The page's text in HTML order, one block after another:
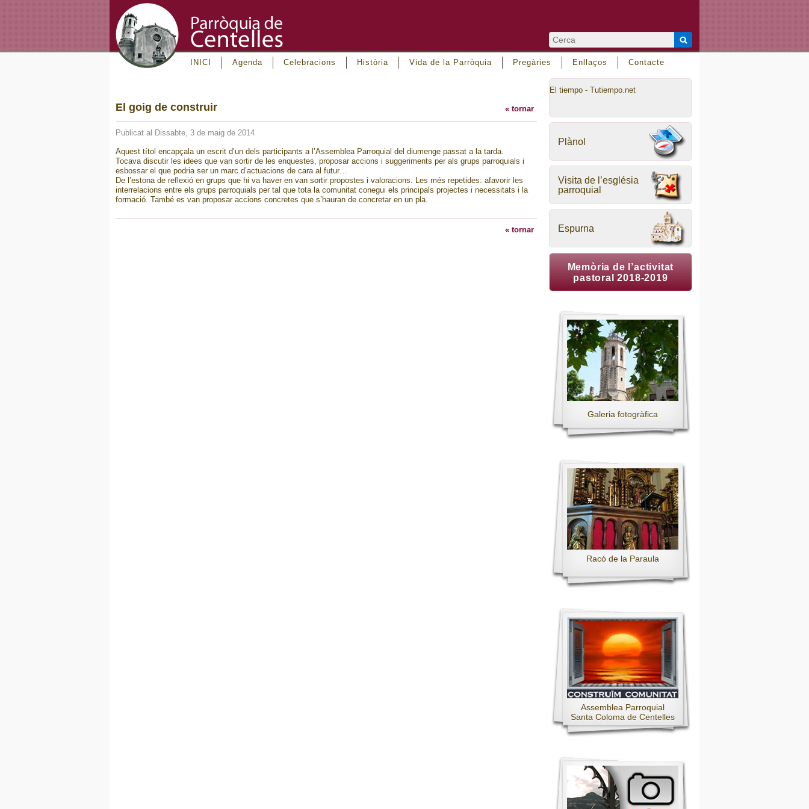
INICI Agenda Celebracions Història Vida de la Parròquia Pregàries Enllaços Contacte
El goig de construir « tornar
Publicat al Dissabte, 3 de maig de 2014
Aquest títol encapçala un escrit d’un dels participants a l’Assemblea Parroquial del diumenge passat a la tarda.
Tocava discutir les idees que van sortir de les enquestes, proposar accions i suggeriments per als grups parroquials i
esbossar el que podria ser un marc d’actuacions de cara al futur…
De l’estona de reflexió en grups que hi va haver en van sortir propostes i valoracions. Les més repetides: afavorir les
interrelacions entre els grups parroquials per tal que tota la comunitat conegui els principals projectes i necessitats i la
formació. També es van proposar accions concretes que s’hauran de concretar en un pla.
« tornar
El tiempo - Tutiempo.net
Plànol
Visita de l’església
parroquial
Espurna
Memòria de l’activitat
pastoral 2018-2019
Galeria fotogràfica
Racó de la Paraula
Assemblea Parroquial
Santa Coloma de Centelles